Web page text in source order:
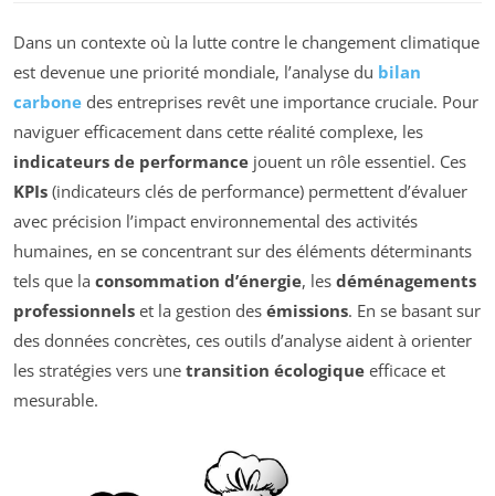
Dans un contexte où la lutte contre le changement climatique
est devenue une priorité mondiale, l’analyse du bilan
carbone des entreprises revêt une importance cruciale. Pour
naviguer efficacement dans cette réalité complexe, les
indicateurs de performance jouent un rôle essentiel. Ces
KPIs (indicateurs clés de performance) permettent d’évaluer
avec précision l’impact environnemental des activités
humaines, en se concentrant sur des éléments déterminants
tels que la consommation d’énergie, les déménagements
professionnels et la gestion des émissions. En se basant sur
des données concrètes, ces outils d’analyse aident à orienter
les stratégies vers une transition écologique efficace et
mesurable.